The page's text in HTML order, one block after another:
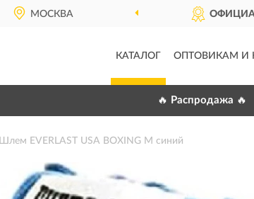
МОСКВА
КАТАЛОГ ОПТОВИКАМ И
🔥 Распродажа 🔥
Шлем EVERLAST USA BOXING M синий